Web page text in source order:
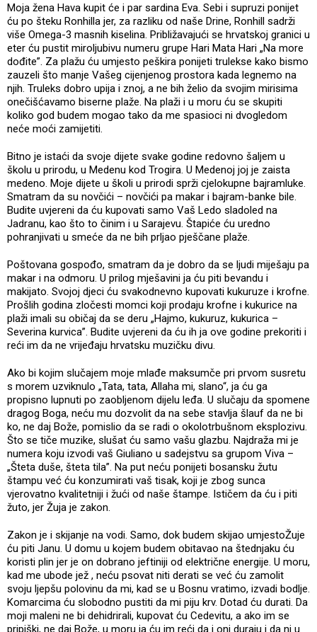
Moja žena Hava kupit će i par sardina Eva. Sebi i supruzi ponijet
ću po šteku Ronhilla jer, za razliku od naše Drine, Ronhill sadrži
više Omega-3 masnih kiselina. Približavajući se hrvatskoj granici u
eter ću pustit miroljubivu numeru grupe Hari Mata Hari „Na more
dođite”. Za plažu ću umjesto peškira ponijeti trulekse kako bismo
zauzeli što manje Vašeg cijenjenog prostora kada legnemo na
njih. Truleks dobro upija i znoj, a ne bih želio da svojim mirisima
onečišćavamo biserne plaže. Na plaži i u moru ću se skupiti
koliko god budem mogao tako da me spasioci ni dvogledom
neće moći zamijetiti.
Bitno je istaći da svoje dijete svake godine redovno šaljem u
školu u prirodu, u Medenu kod Trogira. U Medenoj joj je zaista
medeno. Moje dijete u školi u prirodi sprži cjelokupne bajramluke.
Smatram da su novčići – novčići pa makar i bajram-banke bile.
Budite uvjereni da ću kupovati samo Vaš Ledo sladoled na
Jadranu, kao što to činim i u Sarajevu. Štapiće ću uredno
pohranjivati u smeće da ne bih prljao pješčane plaže.
Poštovana gospođo, smatram da je dobro da se ljudi miješaju pa
makar i na odmoru. U prilog mješavini ja ću piti bevandu i
makijato. Svojoj djeci ću svakodnevno kupovati kukuruze i krofne.
Prošlih godina zločesti momci koji prodaju krofne i kukurice na
plaži imali su običaj da se deru „Hajmo, kukuruz, kukurica –
Severina kurvica”. Budite uvjereni da ću ih ja ove godine prekoriti i
reći im da ne vrijeđaju hrvatsku muzičku divu.
Ako bi kojim slučajem moje mlađe maksumče pri prvom susretu
s morem uzviknulo „Tata, tata, Allaha mi, slano“, ja ću ga
propisno lupnuti po zaobljenom dijelu leđa. U slučaju da spomene
dragog Boga, neću mu dozvolit da na sebe stavlja šlauf da ne bi
ko, ne daj Bože, pomislio da se radi o okolotrbušnom eksplozivu.
Što se tiče muzike, slušat ću samo vašu glazbu. Najdraža mi je
numera koju izvodi vaš Giuliano u sadejstvu sa grupom Viva –
„Šteta duše, šteta tila”. Na put neću ponijeti bosansku žutu
štampu već ću konzumirati vaš tisak, koji je zbog sunca
vjerovatno kvalitetniji i žući od naše štampe. Ističem da ću i piti
žuto, jer Žuja je zakon.
Zakon je i skijanje na vodi. Samo, dok budem skijao umjestoŽuje
ću piti Janu. U domu u kojem budem obitavao na štednjaku ću
koristi plin jer je on dobrano jeftiniji od električne energije. U moru,
kad me ubode jež , neću psovat niti derati se već ću zamolit
svoju ljepšu polovinu da mi, kad se u Bosnu vratimo, izvadi bodlje.
Komarcima ću slobodno pustiti da mi piju krv. Dotad ću durati. Da
moji maleni ne bi dehidrirali, kupovat ću Cedevitu, a ako im se
pripiški, ne daj Bože, u moru ja ću im reći da i oni duraju i da ni u